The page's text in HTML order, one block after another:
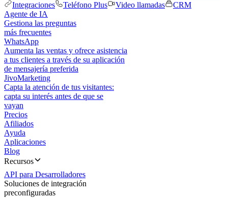
Integraciones
Teléfono Plus Video llamadas
CRM
Agente de IA
Gestiona las preguntas
más frecuentes
WhatsApp
Aumenta las ventas y ofrece asistencia
a tus clientes a través de su aplicación
de mensajería preferida
JivoMarketing
Capta la atención de tus visitantes:
capta su interés antes de que se
vayan
Precios
Afiliados
Ayuda
Aplicaciones
Blog
Recursos
API para Desarrolladores
Soluciones de integración
preconfiguradas